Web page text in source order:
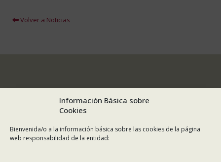
Información Básica sobre
Cookies
Bienvenida/o a la información básica sobre las cookies de la página
web responsabilidad de la entidad:
Volver a Noticias